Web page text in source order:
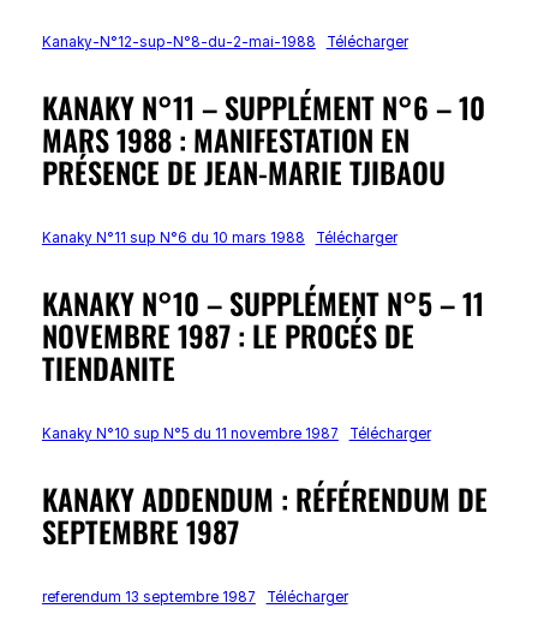
Kanaky-N°12-sup-N°8-du-2-mai-1988 Télécharger
KANAKY N°11 – SUPPLÉMENT N°6 – 10
MARS 1988 : MANIFESTATION EN
PRÉSENCE DE JEAN-MARIE TJIBAOU
Kanaky N°11 sup N°6 du 10 mars 1988 Télécharger
KANAKY N°10 – SUPPLÉMENT N°5 – 11
NOVEMBRE 1987 : LE PROCÉS DE
TIENDANITE
Kanaky N°10 sup N°5 du 11 novembre 1987 Télécharger
KANAKY ADDENDUM : RÉFÉRENDUM DE
SEPTEMBRE 1987
referendum 13 septembre 1987 Télécharger